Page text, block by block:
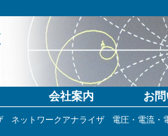
会社案内 お
ネットワークアナライザ 電圧・電流・